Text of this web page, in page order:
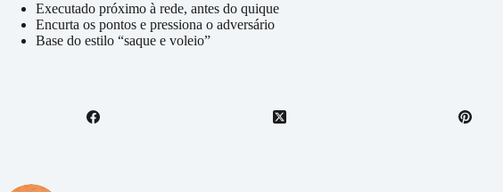
Executado próximo à rede, antes do quique
Encurta os pontos e pressiona o adversário
Base do estilo “saque e voleio”